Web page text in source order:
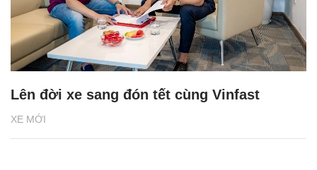
XE MỚI
Lên đời xe sang đón tết cùng Vinfast